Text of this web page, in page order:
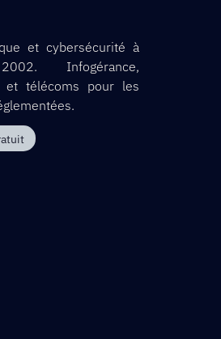
et cybersécurité à
Infogérance,
et télécoms pour les